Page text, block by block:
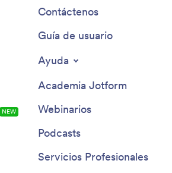
NEW
Contáctenos
Guía de usuario
Ayuda
Academia Jotform
Webinarios
Podcasts
Servicios Profesionales